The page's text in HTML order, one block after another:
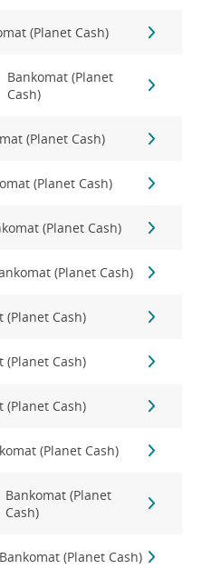
(Planet Cash)
Bankomat (Planet
Cash)
(Planet Cash)
(Planet Cash)
(Planet Cash)
(Planet Cash)
(Planet Cash)
(Planet Cash)
(Planet Cash)
(Planet Cash)
Bankomat (Planet
Cash)
Bankomat (Planet Cash)